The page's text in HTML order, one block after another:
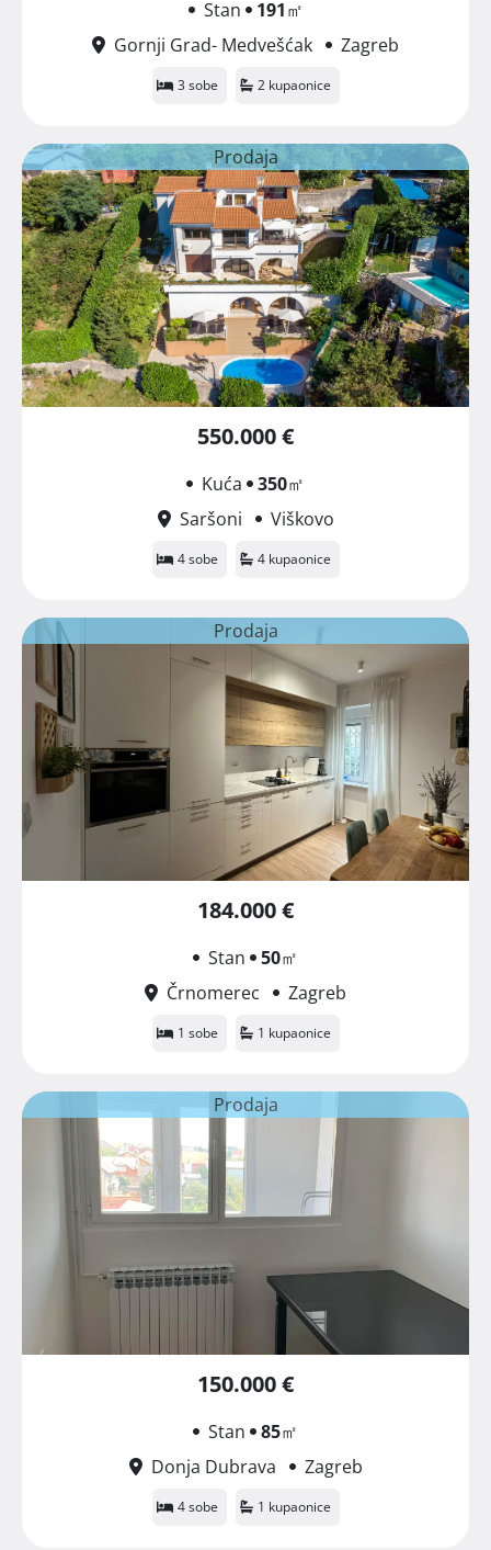
Stan 191㎡
Gornji Grad- Medvešćak
Zagreb
3 sobe 2 kupaonice
Prodaja
550.000 €
Kuća 350㎡
Saršoni
Viškovo
4 sobe 4 kupaonice
Prodaja
184.000 €
Stan 50㎡
Črnomerec
Zagreb
1 sobe 1 kupaonice
Prodaja
150.000 €
Stan 85㎡
Donja Dubrava
Zagreb
4 sobe 1 kupaonice